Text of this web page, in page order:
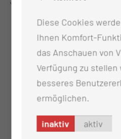
Diese Cookies
Ihnen Komfort-
das Anschauen von
Verfügung zu
besseres
ermöglichen.
inaktiv aktiv